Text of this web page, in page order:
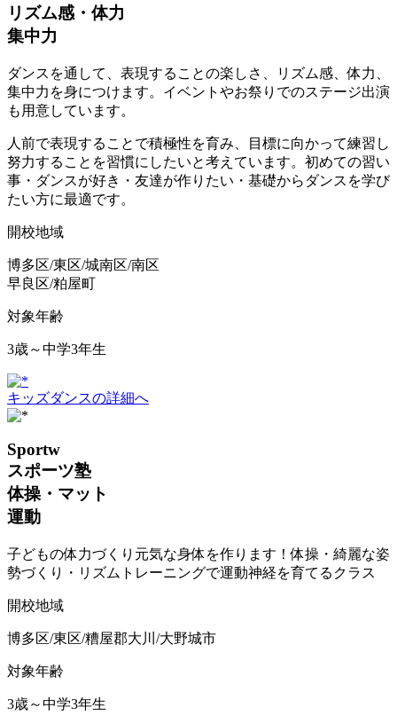
リズム感・体力
集中力
ダンスを通して、表現することの楽しさ、リズム感、体力、
集中力を身につけます。イベントやお祭りでのステージ出演
も用意しています。
人前で表現することで積極性を育み、目標に向かって練習し
努力することを習慣にしたいと考えています。初めての習い
事・ダンスが好き・友達が作りたい・基礎からダンスを学び
たい方に最適です。
開校地域
博多区/東区/城南区/南区
早良区/粕屋町
対象年齢
3歳～中学3年生
キッズダンスの詳細へ
Sportw
スポーツ塾
体操・マット
運動
子どもの体力づくり元気な身体を作ります！体操・綺麗な姿
勢づくり・リズムトレーニングで運動神経を育てるクラス
開校地域
博多区/東区/糟屋郡大川/大野城市
対象年齢
3歳～中学3年生